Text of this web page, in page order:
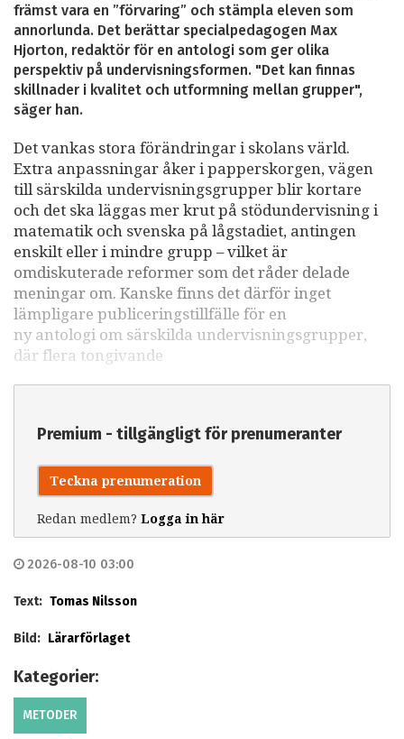
främst vara en ”förvaring” och stämpla eleven som
annorlunda. Det berättar specialpedagogen Max
Hjorton, redaktör för en antologi som ger olika
perspektiv på undervisningsformen. "Det kan finnas
skillnader i kvalitet och utformning mellan grupper",
säger han.
Det vankas stora förändringar i skolans värld.
Extra anpassningar åker i papperskorgen, vägen
till särskilda undervisningsgrupper blir kortare
och det ska läggas mer krut på stödundervisning i
matematik och svenska på lågstadiet, antingen
enskilt eller i mindre grupp – vilket är
omdiskuterade reformer som det råder delade
meningar om. Kanske finns det därför inget
lämpligare publiceringstillfälle för en
ny antologi om särskilda undervisningsgrupper,
där flera tongivande
Premium - tillgängligt för prenumeranter
Teckna prenumeration
Redan medlem? Logga in här
2026-08-10 03:00
Text: Tomas Nilsson
Bild: Lärarförlaget
Kategorier:
METODER